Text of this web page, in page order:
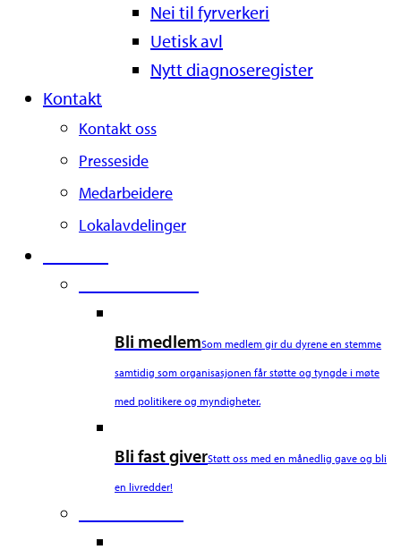
Nei til fyrverkeri
Uetisk avl
Nytt diagnoseregister
Kontakt
Kontakt oss
Presseside
Medarbeidere
Lokalavdelinger
Bli medlemSom medlem gir du dyrene en stemme
samtidig som organisasjonen får støtte og tyngde i møte
med politikere og myndigheter.
Bli fast giverStøtt oss med en månedlig gave og bli
en livredder!